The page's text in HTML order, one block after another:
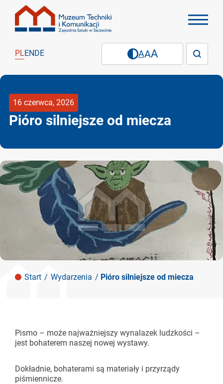
PLENDE
16 czerwca, 2026
Pióro silniejsze od miecza
Start / Wydarzenia / Pióro silniejsze od miecza
Pismo – może najważniejszy wynalazek ludzkości –
jest bohaterem naszej nowej wystawy.
Dokładnie, bohaterami są materiały i przyrządy
piśmiennicze.